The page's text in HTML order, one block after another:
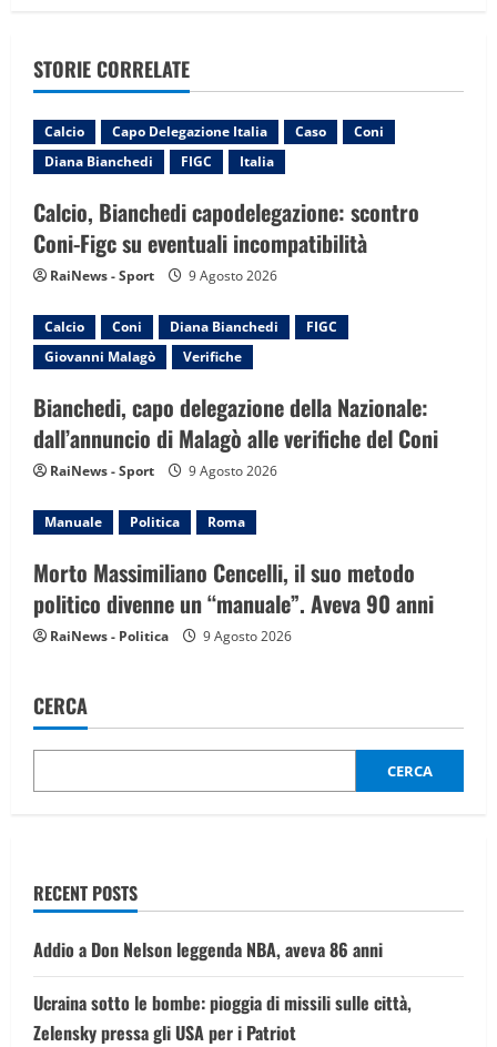
a
v
i
g
a
i
o
n
STORIE CORRELATE
Calcio Capo Delegazione Italia Caso
Coni
Diana Bianchedi
FIGC Italia
Calcio, Bianchedi capodelegazione: scontro
Coni-Figc su eventuali incompatibilità
RaiNews - Sport 9 Agosto 2026
Calcio Coni Diana Bianchedi
FIGC
Giovanni Malagò
Verifiche
Bianchedi, capo delegazione della Nazionale:
dall’annuncio di Malagò alle verifiche del Coni
RaiNews - Sport 9 Agosto 2026
Manuale Politica Roma
Morto Massimiliano Cencelli, il suo metodo
politico divenne un “manuale”. Aveva 90 anni
RaiNews - Politica 9 Agosto 2026
CERCA
CERCA
RECENT POSTS
Addio a Don Nelson leggenda NBA, aveva 86 anni
Ucraina sotto le bombe: pioggia di missili sulle città,
Zelensky pressa gli USA per i Patriot